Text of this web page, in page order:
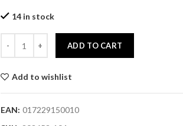
14 in stock
ADD TO CART
Add to wishlist
EAN: 017229150010